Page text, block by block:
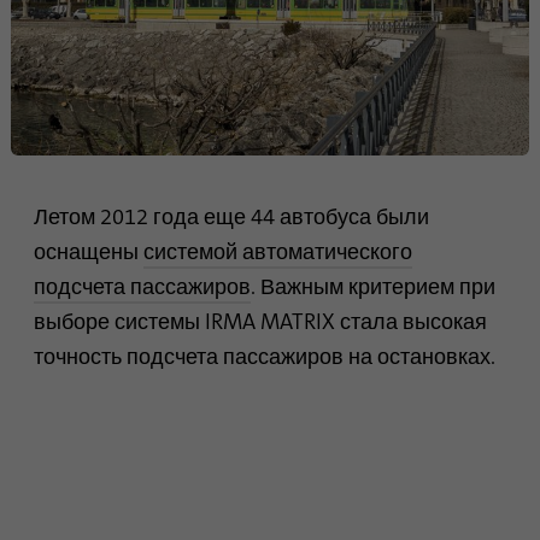
Летом 2012 года еще 44 автобуса были
оснащены системой автоматического
подсчета пассажиров. Важным критерием при
выборе системы IRMA MATRIX стала высокая
точность подсчета пассажиров на остановках.
Цель
Google использует этот файл
cookie для идентификации
пользователей.
Имя bcookie
Поставщик .linkedin.com
Продолжительность
Этот файл cookie является
идентификатором браузера.